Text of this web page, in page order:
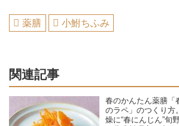
薬膳 小鮒ちふみ
関連記事
春のかんたん薬膳「
のラペ」のつくり方
燥に“春にんじん”旬